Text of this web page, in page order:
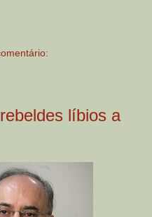
líbios a